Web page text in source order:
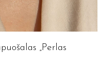
„Perlas